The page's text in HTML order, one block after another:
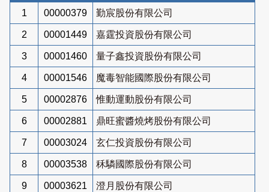
1 00000379 勤宸股份有限公司
2 00001449 嘉霆投資股份有限公司
3 00001460 量子鑫投資股份有限公司
4 00001546 魔毒智能國際股份有限公司
5 00002876 惟動運動股份有限公司
6 00002881 鼎旺蜜醬燒烤股份有限公司
7 00003024 玄仁投資股份有限公司
8 00003538 秝驎國際股份有限公司
9 00003621 澄月股份有限公司